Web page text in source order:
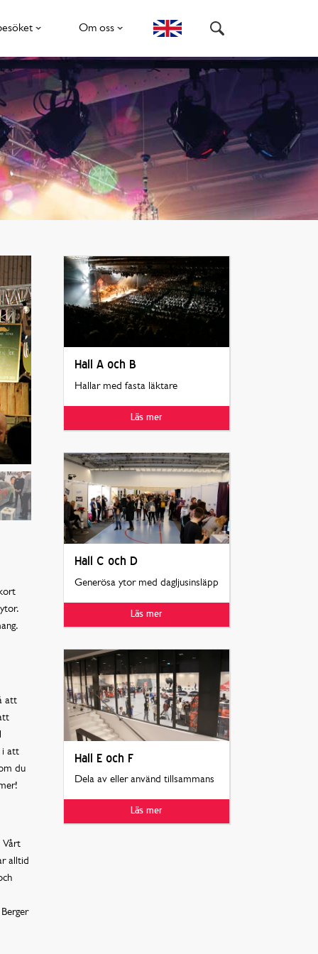
Om oss
att
i att
du
Vårt
alltid
Hall A och B
Hallar med fasta läktare
Läs mer
Hall C och D
Generösa ytor med dagljusinsläpp
Läs mer
Hall E och F
Dela av eller använd tillsammans
Läs mer